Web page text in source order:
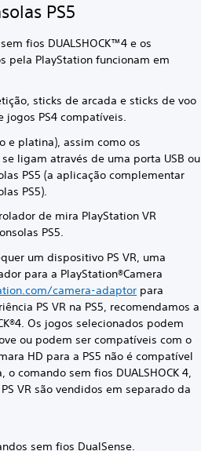
PS5
fios DUALSHOCK™4 e os
pela PlayStation funcionam em
sticks de arcada e sticks de voo
jogos PS4 compatíveis.
e platina), assim como os
ligam através de uma porta USB ou
PS5 (a aplicação complementar
PS5).
de mira PlayStation VR
PS5.
um dispositivo PS VR, uma
para a PlayStation®Camera
camera-adaptor para
PS VR na PS5, recomendamos a
Os jogos selecionados podem
ou podem ser compatíveis com o
HD para a PS5 não é compatível
o comando sem fios DUALSHOCK 4,
VR são vendidos em separado da
sem fios DualSense.